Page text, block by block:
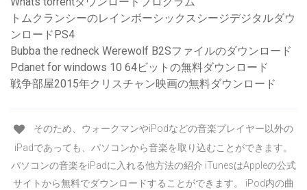
トムクランシーのレインボーシックスシージデジタルダウ
ンロードPS4
Bubba the redneck Werewolf B2Sファイルのダウンロード
Pdanet for windows 10 64ビットの無料ダウンロード
戦争部屋2015年クリスチャン映画の無料ダウンロード
そのため、ウォークマンやiPodなどの音楽プレイヤー以外の
iPadであっても、パソコンから音楽を取り込むことができます。
パソコンの音楽をiPadに入れる他方法の紹介 iTunesはAppleの公式
サイトから無料でダウンロードすることができます。 iPod内の曲